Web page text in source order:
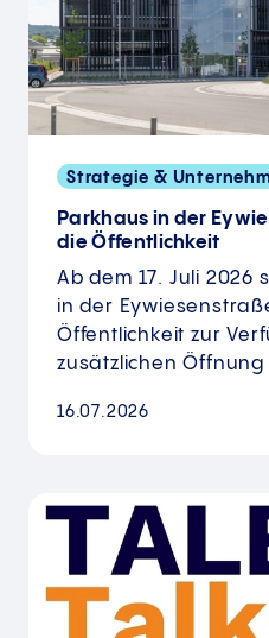
Strategie &
Parkhaus in der
die Öffentlichkeit
Ab dem 17. Juli
in der
Öffentlichkeit zur
zusätzlichen
16.07.2026